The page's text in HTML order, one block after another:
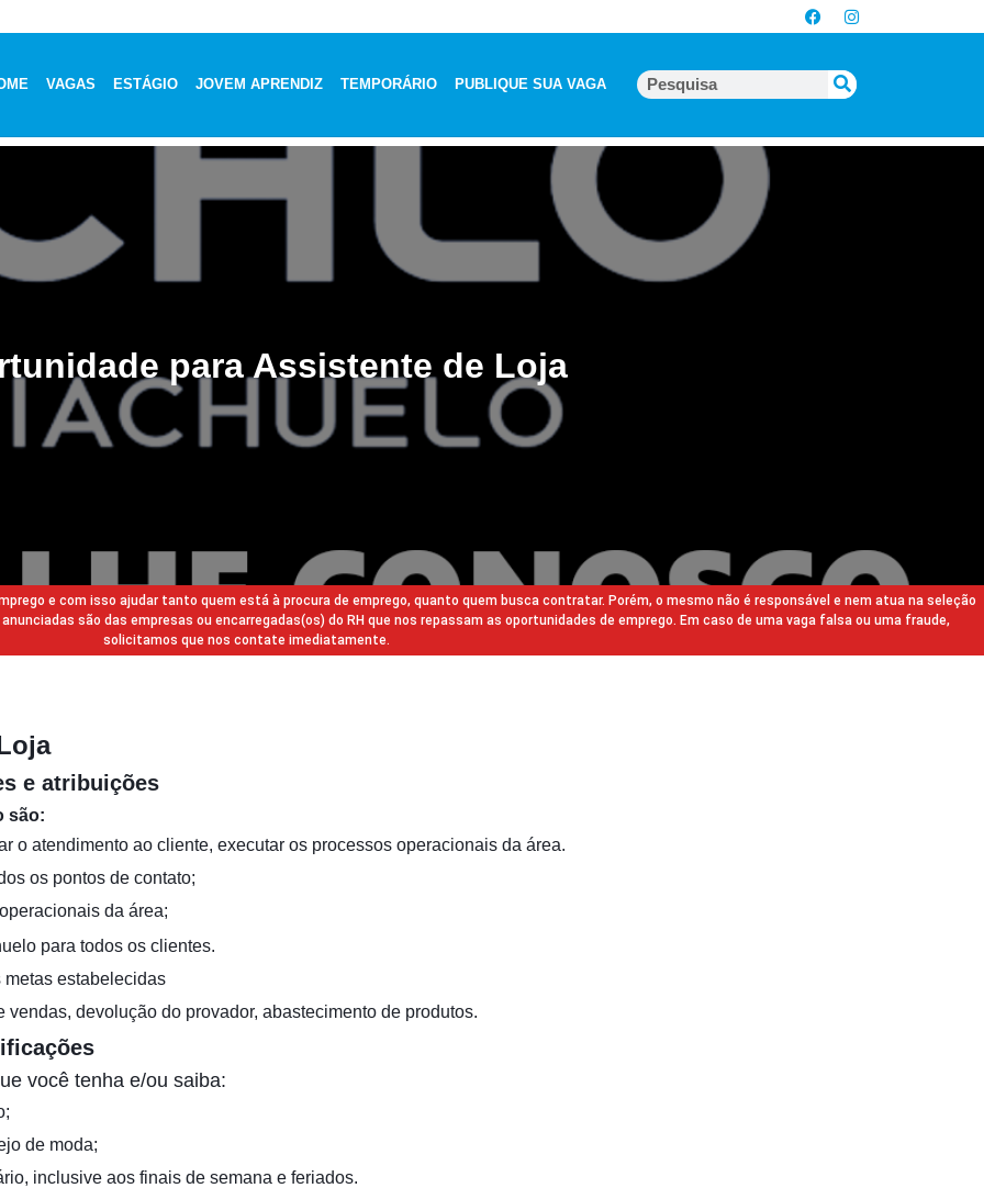
VAGAS ESTÁGIO JOVEM APRENDIZ TEMPORÁRIO PUBLIQUE SUA VAGA
para Assistente de Loja
e com isso ajudar tanto quem está à procura de emprego, quanto quem busca contratar. Porém, o mesmo não é responsável e nem atua na seleção
são das empresas ou encarregadas(os) do RH que nos repassam as oportunidades de emprego. Em caso de uma vaga falsa ou uma fraude,
solicitamos que nos contate imediatamente.
e atribuições
são:
o atendimento ao cliente, executar os processos operacionais da área.
os pontos de contato;
da área;
para todos os clientes.
estabelecidas
vendas, devolução do provador, abastecimento de produtos.
você tenha e/ou saiba:
de moda;
inclusive aos finais de semana e feriados.